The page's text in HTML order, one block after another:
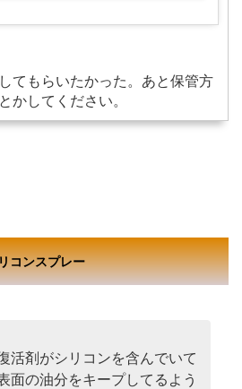
てもらいたかった。あと保管方
かしてください。
コンスプレー
活剤がシリコンを含んでいて
面の油分をキープしてるよう